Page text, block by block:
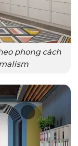
phong cách